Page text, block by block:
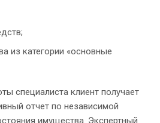
из категории «основные
специалиста клиент получает
отчет по независимой
имущества. Экспертный